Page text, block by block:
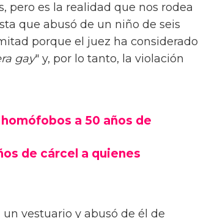
pero es la realidad que nos rodea
que abusó de un niño de seis
porque el juez ha considerado
gay" y, por lo tanto, la violación
a 50 años de
de cárcel a quienes
vestuario y abusó de él de